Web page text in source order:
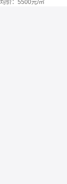
均价： 5500元/㎡